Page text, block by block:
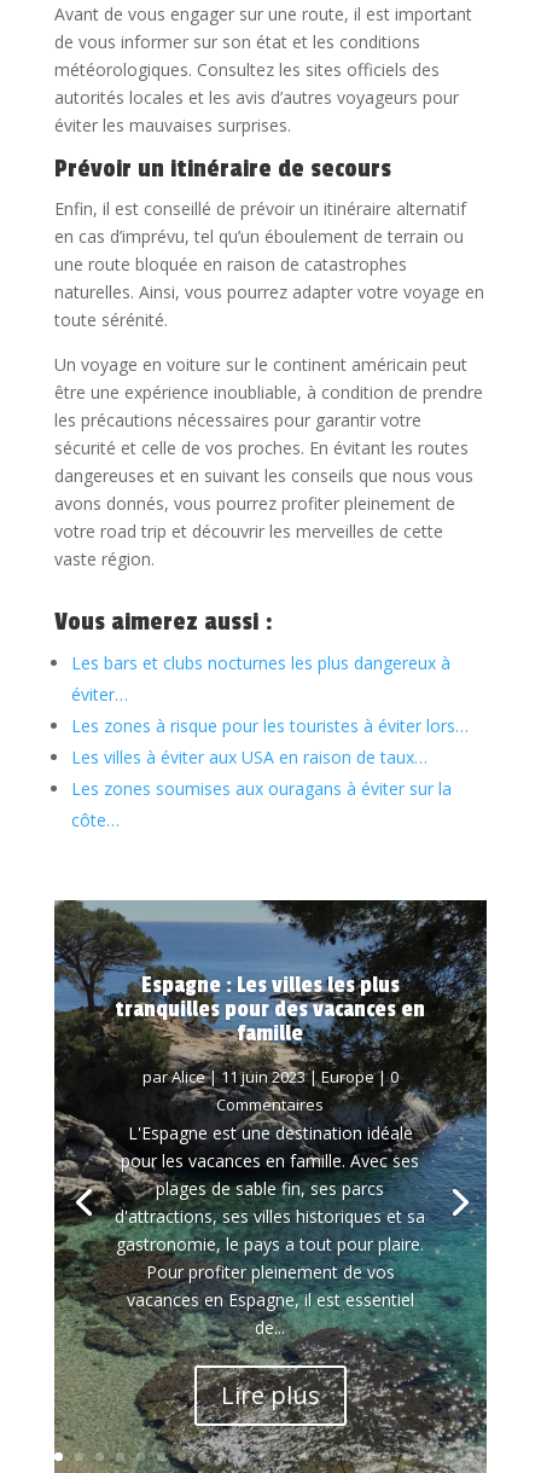
Avant de vous engager sur une route, il est important
de vous informer sur son état et les conditions
météorologiques. Consultez les sites officiels des
autorités locales et les avis d’autres voyageurs pour
éviter les mauvaises surprises.
Prévoir un itinéraire de secours
Enfin, il est conseillé de prévoir un itinéraire alternatif
en cas d’imprévu, tel qu’un éboulement de terrain ou
une route bloquée en raison de catastrophes
naturelles. Ainsi, vous pourrez adapter votre voyage en
toute sérénité.
Un voyage en voiture sur le continent américain peut
être une expérience inoubliable, à condition de prendre
les précautions nécessaires pour garantir votre
sécurité et celle de vos proches. En évitant les routes
dangereuses et en suivant les conseils que nous vous
avons donnés, vous pourrez profiter pleinement de
votre road trip et découvrir les merveilles de cette
vaste région.
Vous aimerez aussi :
Les bars et clubs nocturnes les plus dangereux à
éviter…
Les zones à risque pour les touristes à éviter lors…
Les villes à éviter aux USA en raison de taux…
Les zones soumises aux ouragans à éviter sur la
côte…
Espagne : Les villes les plus
tranquilles pour des vacances en
famille
parAlice|11 juin 2023|Europe| 0
Commentaires
L'Espagne est une destination idéale
pour les vacances en famille. Avec ses
plages de sable fin, ses parcs
d'attractions, ses villes historiques et sa
gastronomie, le pays a tout pour plaire.
Pour profiter pleinement de vos
vacances en Espagne, il est essentiel
de...
Lire plus